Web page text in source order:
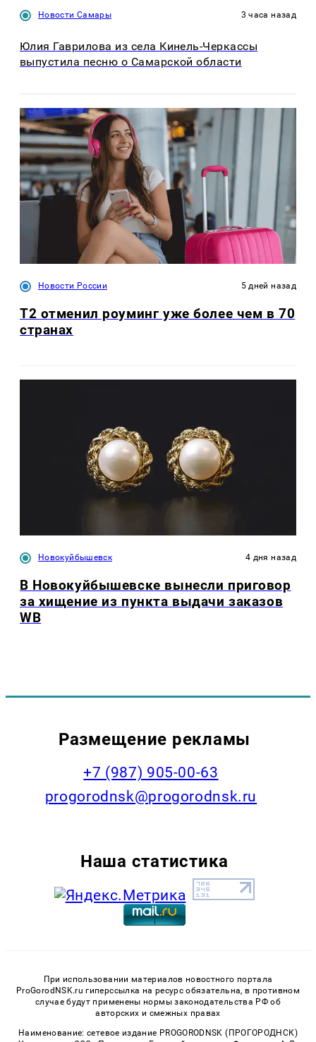
Новости Самары 3 часа назад
Юлия Гаврилова из села Кинель-Черкассы
выпустила песню о Самарской области
Новости России 5 дней назад
Т2 отменил роуминг уже более чем в 70
странах
Новокуйбышевск 4 дня назад
В Новокуйбышевске вынесли приговор
за хищение из пункта выдачи заказов
WB
Размещение рекламы
+7 (987) 905-00-63
progorodnsk@progorodnsk.ru
Наша статистика
При использовании материалов новостного портала
ProGorodNSK.ru гиперссылка на ресурс обязательна, в противном
случае будут применены нормы законодательства РФ об
авторских и смежных правах
Наименование: сетевое издание PROGORODNSK (ПРОГОРОДНСК)